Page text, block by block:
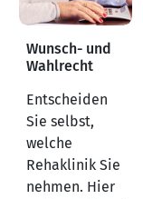
Wunsch- und
Wahlrecht
Entscheiden
Sie selbst,
welche
Rehaklinik Sie
nehmen. Hier